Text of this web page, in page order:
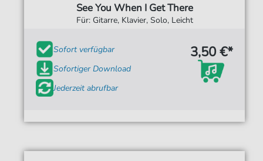
See You When I Get There
Für: Gitarre, Klavier, Solo, Leicht
Sofort verfügbar
Sofortiger Download
Jederzeit abrufbar
3,50 €*